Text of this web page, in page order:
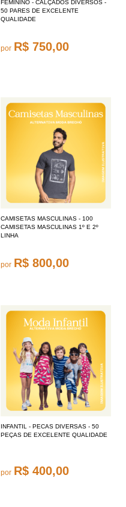
FEMININO - CALÇADOS DIVERSOS -
50 PARES DE EXCELENTE
QUALIDADE
por R$ 750,00
CAMISETAS MASCULINAS - 100
CAMISETAS MASCULINAS 1º E 2º
LINHA
por R$ 800,00
INFANTIL - PECAS DIVERSAS - 50
PEÇAS DE EXCELENTE QUALIDADE
por R$ 400,00